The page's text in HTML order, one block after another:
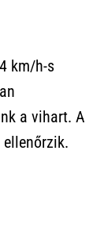
km/h-s
a vihart. A